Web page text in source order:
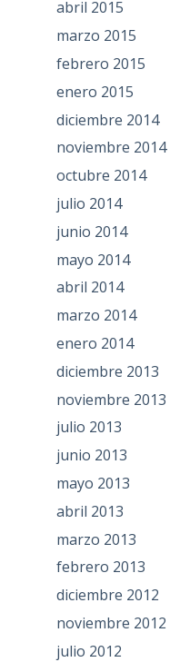
abril 2015
marzo 2015
febrero 2015
enero 2015
diciembre 2014
noviembre 2014
octubre 2014
julio 2014
junio 2014
mayo 2014
abril 2014
marzo 2014
enero 2014
diciembre 2013
noviembre 2013
julio 2013
junio 2013
mayo 2013
abril 2013
marzo 2013
febrero 2013
diciembre 2012
noviembre 2012
julio 2012